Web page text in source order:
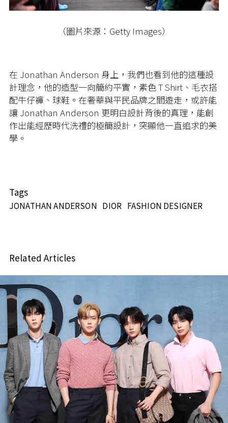
（圖片來源：Getty Images）
在 Jonathan Anderson 身上，我們也看到他的這種設
計理念，他的造型一向簡約平實，素色 T Shirt、毛衣搭
配牛仔褲、球鞋。在奢華與平民品牌之間遊走，或許能
讓 Jonathan Anderson 更明白設計背後的真理，能創
作出能經歷時代洗禮的極簡設計，突顯他一直追求的美
學。
Tags
JONATHAN ANDERSON DIOR FASHION DESIGNER
Related Articles